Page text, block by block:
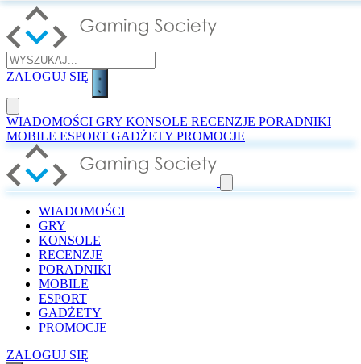
ZALOGUJ SIĘ
WIADOMOŚCI GRY KONSOLE RECENZJE PORADNIKI
MOBILE ESPORT GADŻETY PROMOCJE
WIADOMOŚCI
GRY
KONSOLE
RECENZJE
PORADNIKI
MOBILE
ESPORT
GADŻETY
PROMOCJE
ZALOGUJ SIĘ